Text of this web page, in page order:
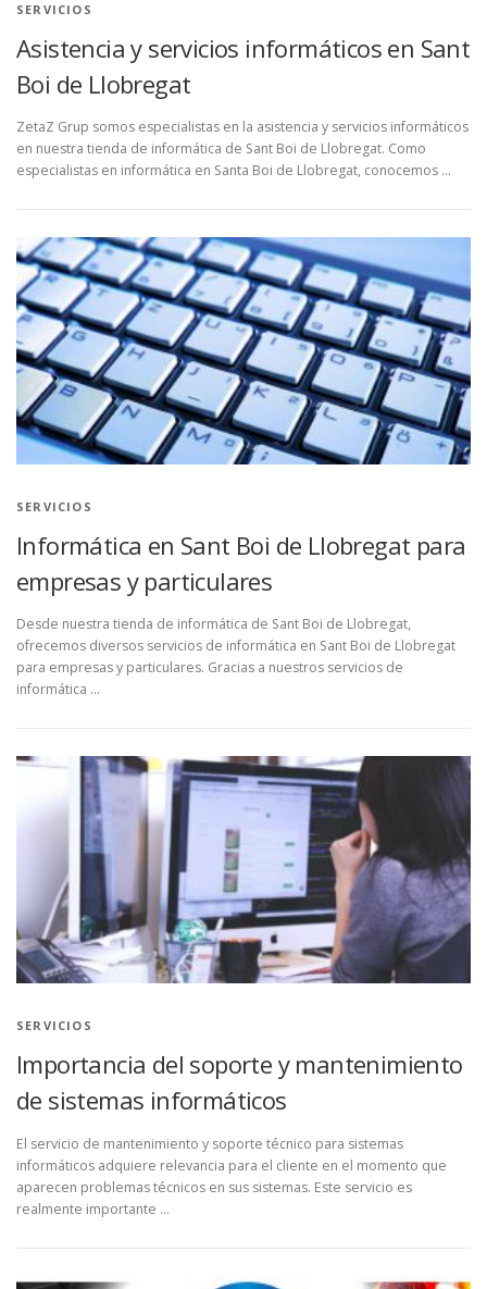
SERVICIOS
Asistencia y servicios informáticos en Sant
Boi de Llobregat
ZetaZ Grup somos especialistas en la asistencia y servicios informáticos
en nuestra tienda de informática de Sant Boi de Llobregat. Como
especialistas en informática en Santa Boi de Llobregat, conocemos …
SERVICIOS
Informática en Sant Boi de Llobregat para
empresas y particulares
Desde nuestra tienda de informática de Sant Boi de Llobregat,
ofrecemos diversos servicios de informática en Sant Boi de Llobregat
para empresas y particulares. Gracias a nuestros servicios de
informática …
SERVICIOS
Importancia del soporte y mantenimiento
de sistemas informáticos
El servicio de mantenimiento y soporte técnico para sistemas
informáticos adquiere relevancia para el cliente en el momento que
aparecen problemas técnicos en sus sistemas. Este servicio es
realmente importante …